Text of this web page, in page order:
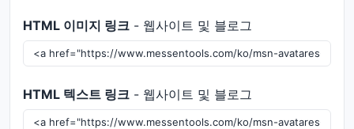
HTML 이미지 링크 - 웹사이트 및 블로그
HTML 텍스트 링크 - 웹사이트 및 블로그